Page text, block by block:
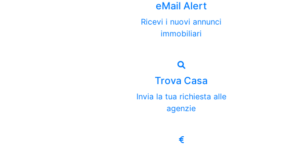
eMail Alert
Ricevi i nuovi annunci
immobiliari
Trova Casa
Invia la tua richiesta alle
agenzie